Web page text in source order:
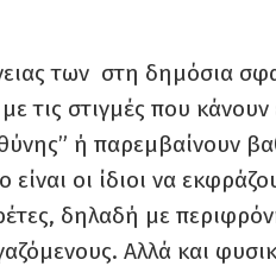
των στη δημόσια
τις στιγμές που
ή παρεμβαίνουν
οι ίδιοι να
δηλαδή με
Αλλά και